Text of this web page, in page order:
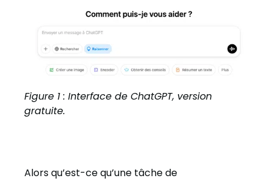
Figure 1 : Interface de ChatGPT, version
gratuite.
Alors qu’est-ce qu’une tâche de